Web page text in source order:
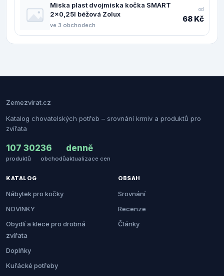
Miska plast dvojmiska kočka SMART
2x0,25l béžová Zolux
ve 3 obchodech
od
68 Kč
Zemezvirat.cz
Katalog chovatelských potřeb – srovnání krmiv a produktů pro
zvířata
107 302
produktů
36
obchodů
denně
aktualizace cen
KATALOG
Nábytek pro kočky
NOVINKY
Obydlí a klece pro drobná
zvířata
Doplňky
Kuřácké potřeby
OBSAH
Srovnání
Recenze
Články